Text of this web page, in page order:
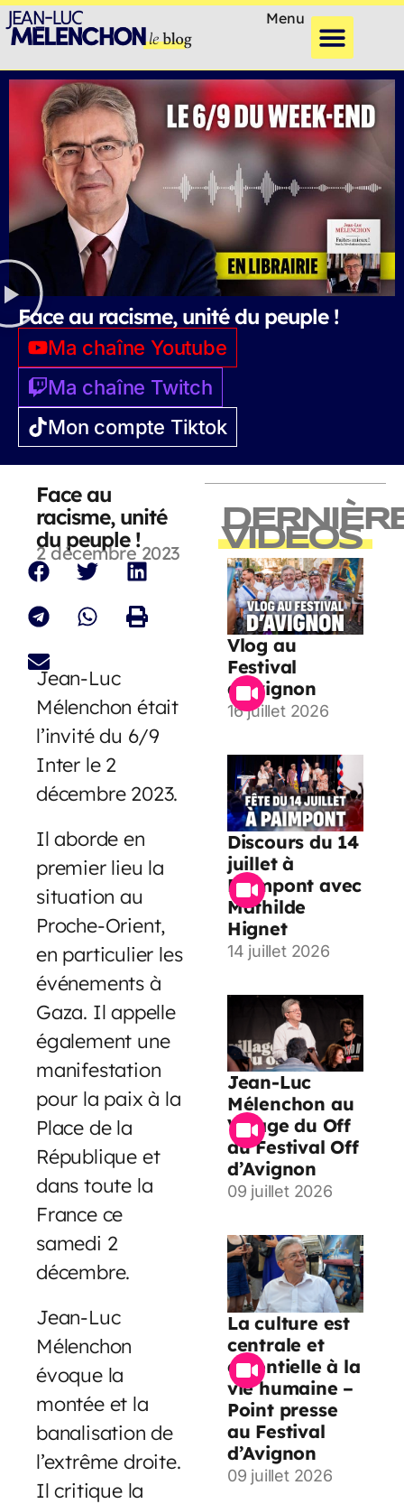
Menu
Face au racisme, unité du peuple !
Ma chaîne Youtube
Ma chaîne Twitch
Mon compte Tiktok
Face au
racisme, unité
du peuple !
2 décembre 2023
Jean-Luc
Mélenchon était
l’invité du 6/9
Inter le 2
décembre 2023.
Il aborde en
premier lieu la
situation au
Proche-Orient,
en particulier les
événements à
Gaza. Il appelle
également une
manifestation
pour la paix à la
Place de la
République et
dans toute la
France ce
samedi 2
décembre.
Jean-Luc
Mélenchon
évoque la
montée et la
banalisation de
l’extrême droite.
Il critique la
VIDEOS
Vlog au
Festival
d’Avignon
16 juillet 2026
Discours du 14
juillet à
Paimpont avec
Mathilde
Hignet
14 juillet 2026
Jean-Luc
Mélenchon au
Village du Off
du Festival Off
d’Avignon
09 juillet 2026
La culture est
centrale et
essentielle à la
vie humaine –
Point presse
au Festival
d’Avignon
09 juillet 2026